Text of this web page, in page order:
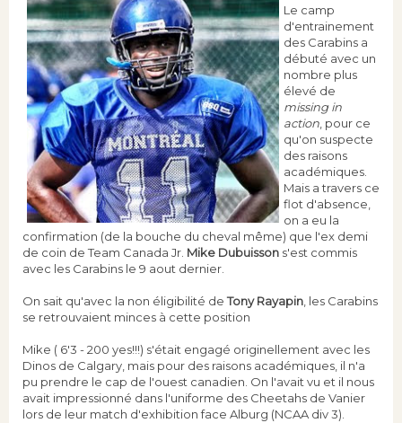
Le camp
d'entrainement
des Carabins a
débuté avec un
nombre plus
élevé de
missing in
action , pour ce
qu'on suspecte
des raisons
académiques.
Mais a travers ce
flot d'absence,
on a eu la
confirmation (de la bouche du cheval même) que l'ex demi
de coin de Team Canada Jr. Mike Dubuisson s'est commis
avec les Carabins le 9 aout dernier.
On sait qu'avec la non éligibilité deTony Rayapin , les Carabins
se retrouvaient minces à cette position
Mike ( 6'3 - 200 yes!!!) s'était engagé originellement avec les
Dinos de Calgary, mais pour des raisons académiques, il n'a
pu prendre le cap de l'ouest canadien. On l'avait vu et il nous
avait impressionné dans l'uniforme des Cheetahs de Vanier
lors de leur match d'exhibition face Alburg (NCAA div 3).